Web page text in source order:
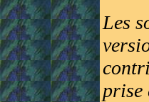
Les
prise